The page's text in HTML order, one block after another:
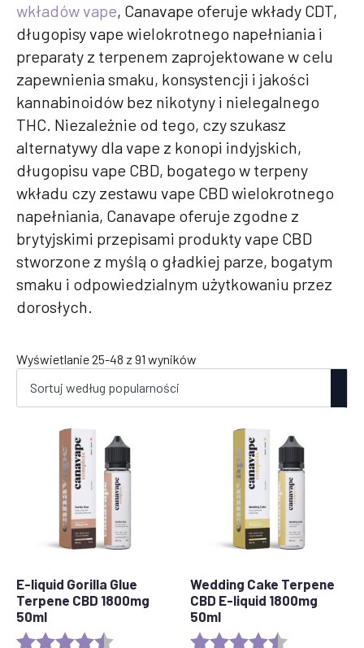
wkładów vape, Canavape oferuje wkłady CDT,
długopisy vape wielokrotnego napełniania i
preparaty z terpenem zaprojektowane w celu
zapewnienia smaku, konsystencji i jakości
kannabinoidów bez nikotyny i nielegalnego
THC. Niezależnie od tego, czy szukasz
alternatywy dla vape z konopi indyjskich,
długopisu vape CBD, bogatego w terpeny
wkładu czy zestawu vape CBD wielokrotnego
napełniania, Canavape oferuje zgodne z
brytyjskimi przepisami produkty vape CBD
stworzone z myślą o gładkiej parze, bogatym
smaku i odpowiedzialnym użytkowaniu przez
dorosłych.
Wyświetlanie 25-48 z 91 wyników
E-liquid Gorilla Glue
Terpene CBD 1800mg
50ml
Rating: 4.5 out of 5 stars
Wedding Cake Terpene
CBD E-liquid 1800mg
50ml
Rating: